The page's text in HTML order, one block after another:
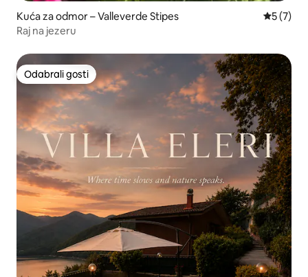
Kuća za odmor – Valleverde Stipes
5 (7)
Raj na jezeru
Odabrali gosti
Odabrali gosti